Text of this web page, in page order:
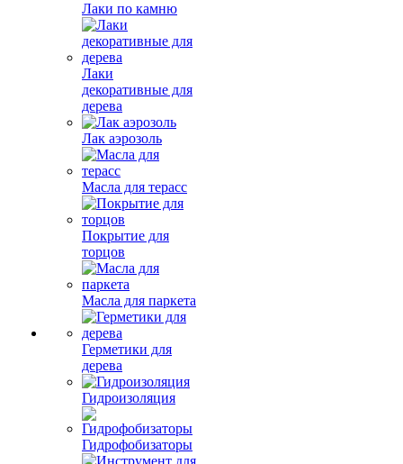
Лаки по камню
Лаки
декоративные для
дерева
Лак аэрозоль
Масла для терасс
Покрытие для
торцов
Масла для паркета
Герметики для
дерева
Гидроизоляция
Гидрофобизаторы